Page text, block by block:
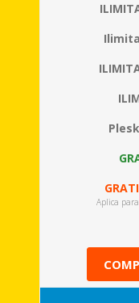
Plesk
Aplica para